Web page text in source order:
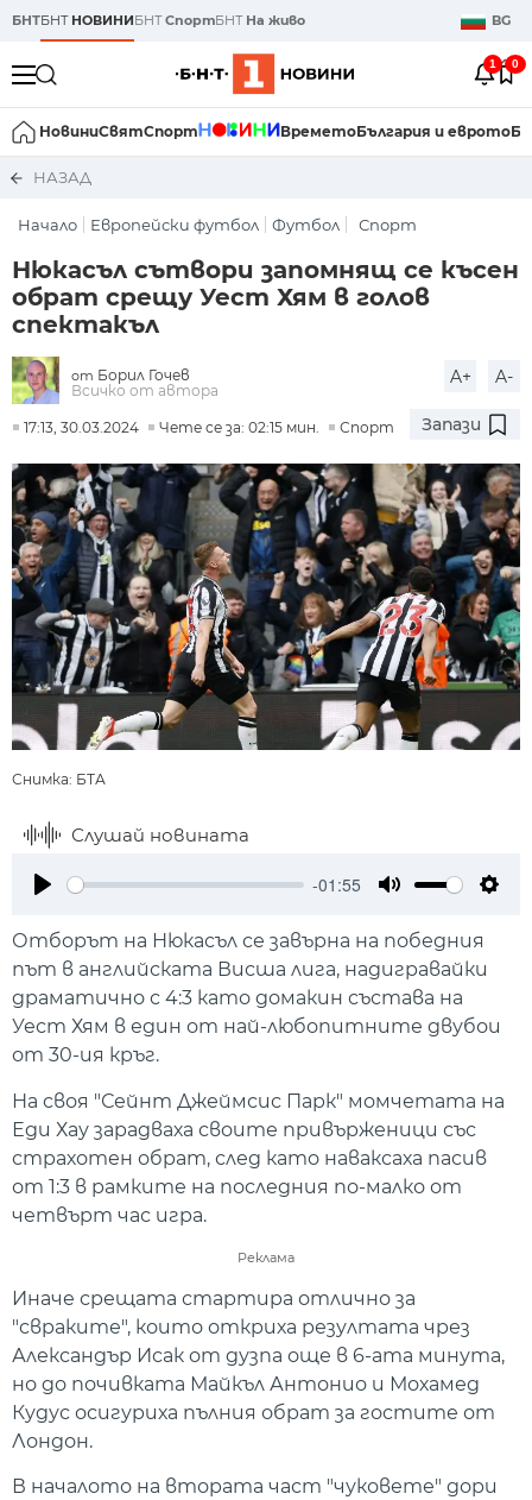
БНТБНТ НОВИНИБНТСпортБНТ На живо BG
1 0
НовиниСвятСпорт ВреметоБългария и еврото
НАЗАД
Начало Европейски футбол Футбол Спорт
Нюкасъл сътвори запомнящ се късен
обрат срещу Уест Хям в голов
спектакъл
от Борил Гочев
Всичко от автора
A+ A-
17:13, 30.03.2024 Чете се за: 02:15 мин. Спорт Запази
Снимка: БТА
Слушай новината
-01:55
Отборът на Нюкасъл се завърна на победния
път в английската Висша лига, надигравайки
драматично с 4:3 като домакин състава на
Уест Хям в един от най-любопитните двубои
от 30-ия кръг.
На своя "Сейнт Джеймсис Парк" момчетата на
Еди Хау зарадваха своите привърженици със
страхотен обрат, след като наваксаха пасив
от 1:3 в рамките на последния по-малко от
четвърт час игра.
Реклама
Иначе срещата стартира отлично за
"свраките", които откриха резултата чрез
Александър Исак от дузпа още в 6-ата минута,
но до почивката Майкъл Антонио и Мохамед
Кудус осигуриха пълния обрат за гостите от
Лондон.
В началото на втората част "чуковете" дори